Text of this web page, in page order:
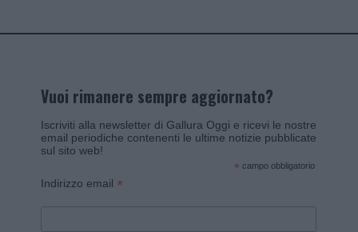
Vuoi rimanere sempre aggiornato?
Iscriviti alla newsletter di Gallura Oggi e ricevi le nostre
email periodiche contenenti le ultime notizie pubblicate
sul sito web!
* campo obbligatorio
Indirizzo email *